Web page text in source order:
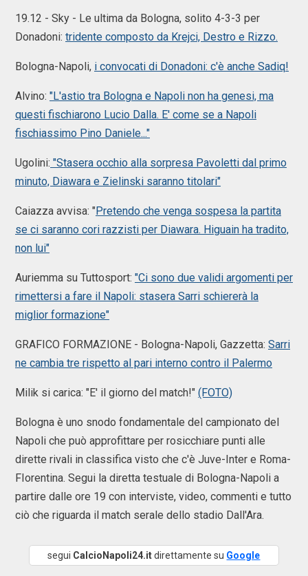
19.12 - Sky - Le ultima da Bologna, solito 4-3-3 per
Donadoni: tridente composto da Krejci, Destro e Rizzo.
Bologna-Napoli, i convocati di Donadoni: c'è anche Sadiq!
Alvino: "L'astio tra Bologna e Napoli non ha genesi, ma
questi fischiarono Lucio Dalla. E' come se a Napoli
fischiassimo Pino Daniele..."
Ugolini: "Stasera occhio alla sorpresa Pavoletti dal primo
minuto, Diawara e Zielinski saranno titolari"
Caiazza avvisa: "Pretendo che venga sospesa la partita
se ci saranno cori razzisti per Diawara. Higuain ha tradito,
non lui"
Auriemma su Tuttosport: "Ci sono due validi argomenti per
rimettersi a fare il Napoli: stasera Sarri schiererà la
miglior formazione"
GRAFICO FORMAZIONE - Bologna-Napoli, Gazzetta: Sarri
ne cambia tre rispetto al pari interno contro il Palermo
Milik si carica: "E' il giorno del match!" (FOTO)
Bologna è uno snodo fondamentale del campionato del
Napoli che può approfittare per rosicchiare punti alle
dirette rivali in classifica visto che c'è Juve-Inter e Roma-
FIorentina. Segui la diretta testuale di Bologna-Napoli a
partire dalle ore 19 con interviste, video, commenti e tutto
ciò che riguarda il match serale dello stadio Dall'Ara.
segui CalcioNapoli24.itdirettamente su Google